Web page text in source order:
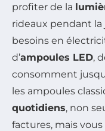
profiter de la
rideaux pendant
besoins en
d’ampoules LED,
consomment
les ampoules
quotidiens, non
factures, mais